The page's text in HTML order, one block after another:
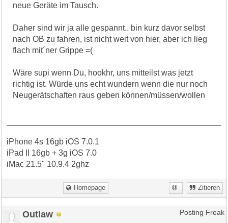
neue Geräte im Tausch.
Daher sind wir ja alle gespannt.. bin kurz davor selbst
nach OB zu fahren, ist nicht weit von hier, aber ich lieg
flach mit´ner Grippe =(
Wäre supi wenn Du, hookhr, uns mitteilst was jetzt
richtig ist. Würde uns echt wundern wenn die nur noch
Neugerätschaften raus geben können/müssen/wollen
iPhone 4s 16gb iOS 7.0.1
iPad II 16gb + 3g iOS 7.0
iMac 21.5" 10.9.4 2ghz
Homepage Zitieren
Outlaw Posting Freak